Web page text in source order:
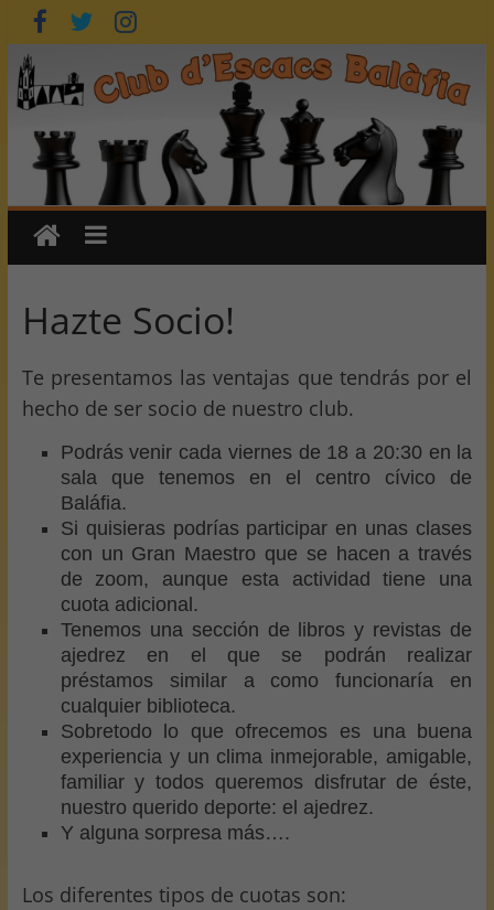
Saltar
al
contenido
Hazte Socio!
Te presentamos las ventajas que tendrás por el
hecho de ser socio de nuestro club.
Podrás venir cada viernes de 18 a 20:30 en la
sala que tenemos en el centro cívico de
Baláfia.
Si quisieras podrías participar en unas clases
con un Gran Maestro que se hacen a través
de zoom, aunque esta actividad tiene una
cuota adicional.
Tenemos una sección de libros y revistas de
ajedrez en el que se podrán realizar
préstamos similar a como funcionaría en
cualquier biblioteca.
Sobretodo lo que ofrecemos es una buena
experiencia y un clima inmejorable, amigable,
familiar y todos queremos disfrutar de éste,
nuestro querido deporte: el ajedrez.
Y alguna sorpresa más….
Los diferentes tipos de cuotas son: